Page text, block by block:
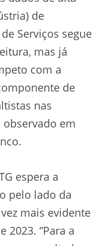
de
Serviços segue
mas já
com a
de
nas
em
espera a
pelo lado da
mais evidente
2023. “Para a